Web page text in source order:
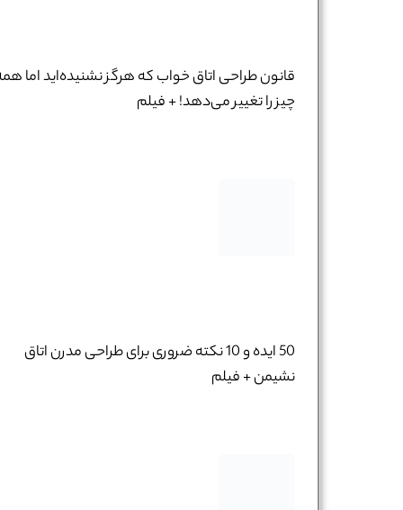
قانون طراحی اتاق خواب که هرگز نشنیده‌اید اما
چیز را تغییر می‌دهد! + فیلم
50 ایده و 10 نکته ضروری برای طراحی مدرن اتاق
نشیمن + فیلم